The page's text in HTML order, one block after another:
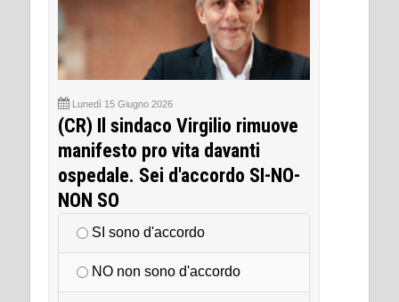
Lunedì 15 Giugno 2026
(CR) Il sindaco Virgilio rimuove
manifesto pro vita davanti
ospedale. Sei d'accordo SI-NO-
NON SO
SI sono d'accordo
NO non sono d'accordo